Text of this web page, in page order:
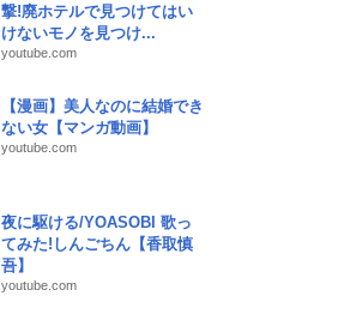
撃!廃ホテルで見つけてはい
けないモノを見つけ...
youtube.com
【漫画】美人なのに結婚でき
ない女【マンガ動画】
youtube.com
夜に駆ける/YOASOBI 歌っ
てみた!しんごちん【香取慎
吾】
youtube.com